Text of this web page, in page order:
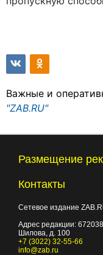
Важные и
"ZAB.RU"
Размещение
Контакты
Сетевое издание
Адрес редакции: 672038
Шилова, д. 100
+7 (3022) 32-55-66
info@zab.ru